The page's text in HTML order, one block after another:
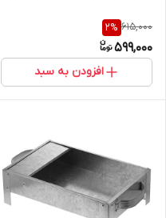
615,000
2%
599,000
افزودن به سبد